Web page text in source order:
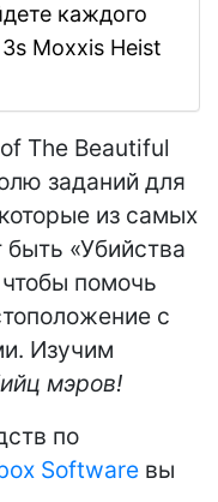
каждого
Moxxis Heist
The Beautiful
заданий для
из самых
«Убийства
помочь
с
Изучим
мэров!
по
Software вы